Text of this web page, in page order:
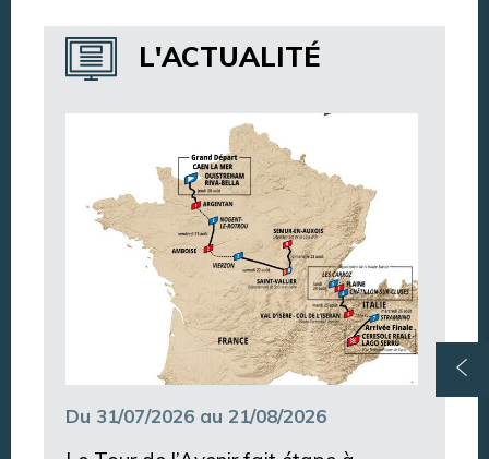
Annuaire des services
Annuaire des associations
Argentan Aujourd’hui
L'ACTUALITÉ
Du 31/07/2026 au 21/08/2026